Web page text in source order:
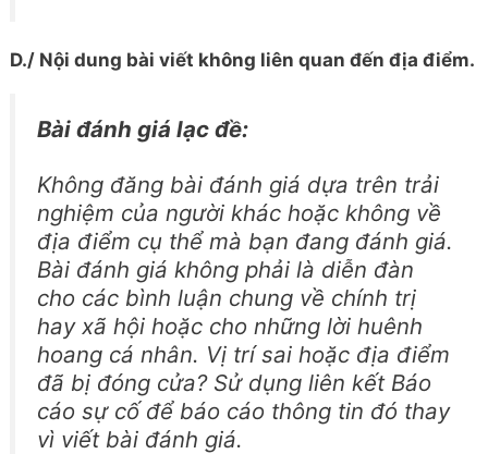
D./ Nội dung bài viết không liên quan đến địa điểm.
Bài đánh giá lạc đề:
Không đăng bài đánh giá dựa trên trải
nghiệm của người khác hoặc không về
địa điểm cụ thể mà bạn đang đánh giá.
Bài đánh giá không phải là diễn đàn
cho các bình luận chung về chính trị
hay xã hội hoặc cho những lời huênh
hoang cá nhân. Vị trí sai hoặc địa điểm
đã bị đóng cửa? Sử dụng liên kết Báo
cáo sự cố để báo cáo thông tin đó thay
vì viết bài đánh giá.